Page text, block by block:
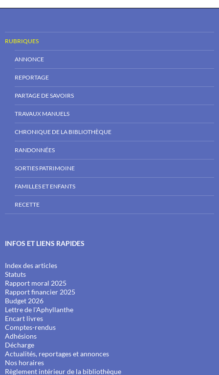
RUBRIQUES
ANNONCE
REPORTAGE
PARTAGE DE SAVOIRS
TRAVAUX MANUELS
CHRONIQUE DE LA BIBLIOTHÈQUE
RANDONNÉES
SORTIES PATRIMOINE
FAMILLES ET ENFANTS
RECETTE
INFOS ET LIENS RAPIDES
Index des articles
Statuts
Rapport moral 2025
Rapport financier 2025
Budget 2026
Lettre de l'Aphyllanthe
Encart livres
Comptes-rendus
Adhésions
Décharge
Actualités, reportages et annonces
Nos horaires
Règlement intérieur de la bibliothèque